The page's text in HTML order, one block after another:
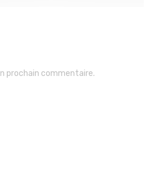
prochain commentaire.